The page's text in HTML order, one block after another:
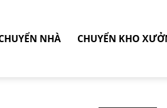
NHÀ CHUYỂN KHO